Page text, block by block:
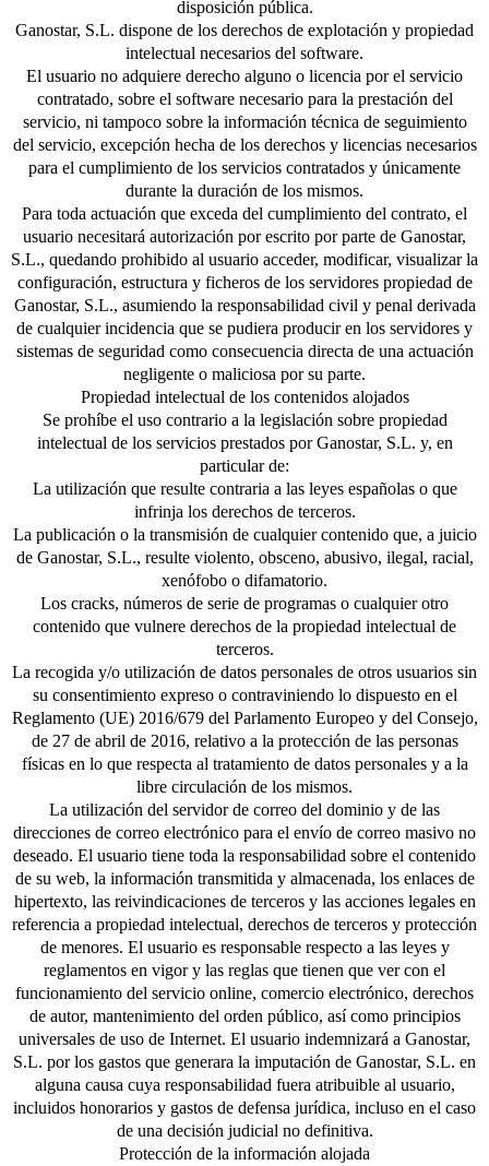
disposición pública.
Ganostar, S.L. dispone de los derechos de explotación y propiedad
intelectual necesarios del software.
El usuario no adquiere derecho alguno o licencia por el servicio
contratado, sobre el software necesario para la prestación del
servicio, ni tampoco sobre la información técnica de seguimiento
del servicio, excepción hecha de los derechos y licencias necesarios
para el cumplimiento de los servicios contratados y únicamente
durante la duración de los mismos.
Para toda actuación que exceda del cumplimiento del contrato, el
usuario necesitará autorización por escrito por parte de Ganostar,
S.L., quedando prohibido al usuario acceder, modificar, visualizar la
configuración, estructura y ficheros de los servidores propiedad de
Ganostar, S.L., asumiendo la responsabilidad civil y penal derivada
de cualquier incidencia que se pudiera producir en los servidores y
sistemas de seguridad como consecuencia directa de una actuación
negligente o maliciosa por su parte.
Propiedad intelectual de los contenidos alojados
Se prohíbe el uso contrario a la legislación sobre propiedad
intelectual de los servicios prestados por Ganostar, S.L. y, en
particular de:
La utilización que resulte contraria a las leyes españolas o que
infrinja los derechos de terceros.
La publicación o la transmisión de cualquier contenido que, a juicio
de Ganostar, S.L., resulte violento, obsceno, abusivo, ilegal, racial,
xenófobo o difamatorio.
Los cracks, números de serie de programas o cualquier otro
contenido que vulnere derechos de la propiedad intelectual de
terceros.
La recogida y/o utilización de datos personales de otros usuarios sin
su consentimiento expreso o contraviniendo lo dispuesto en el
Reglamento (UE) 2016/679 del Parlamento Europeo y del Consejo,
de 27 de abril de 2016, relativo a la protección de las personas
físicas en lo que respecta al tratamiento de datos personales y a la
libre circulación de los mismos.
La utilización del servidor de correo del dominio y de las
direcciones de correo electrónico para el envío de correo masivo no
deseado. El usuario tiene toda la responsabilidad sobre el contenido
de su web, la información transmitida y almacenada, los enlaces de
hipertexto, las reivindicaciones de terceros y las acciones legales en
referencia a propiedad intelectual, derechos de terceros y protección
de menores. El usuario es responsable respecto a las leyes y
reglamentos en vigor y las reglas que tienen que ver con el
funcionamiento del servicio online, comercio electrónico, derechos
de autor, mantenimiento del orden público, así como principios
universales de uso de Internet. El usuario indemnizará a Ganostar,
S.L. por los gastos que generara la imputación de Ganostar, S.L. en
alguna causa cuya responsabilidad fuera atribuible al usuario,
incluidos honorarios y gastos de defensa jurídica, incluso en el caso
de una decisión judicial no definitiva.
Protección de la información alojada